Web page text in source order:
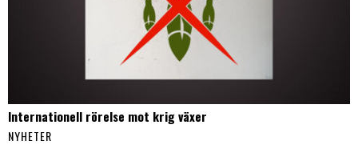
Internationell rörelse mot krig växer
NYHETER